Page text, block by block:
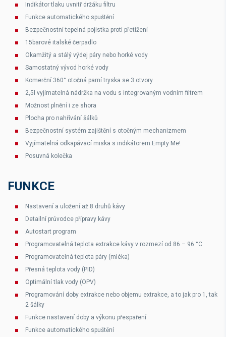
Indikátor tlaku uvnitř držáku filtru
Funkce automatického spuštění
Bezpečnostní tepelná pojistka proti přetížení
15barové italské čerpadlo
Okamžitý a stálý výdej páry nebo horké vody
Samostatný vývod horké vody
Komerční 360° otočná parní tryska se 3 otvory
2,5l vyjímatelná nádržka na vodu s integrovaným vodním filtrem
Možnost plnění i ze shora
Plocha pro nahřívání šálků
Bezpečnostní systém zajištění s otočným mechanizmem
Vyjímatelná odkapávací miska s indikátorem Empty Me!
Posuvná kolečka
FUNKCE
Nastavení a uložení až 8 druhů kávy
Detailní průvodce přípravy kávy
Autostart program
Programovatelná teplota extrakce kávy v rozmezí od 86 – 96 °C
Programovatelná teplota páry (mléka)
Přesná teplota vody (PID)
Optimální tlak vody (OPV)
Programování doby extrakce nebo objemu extrakce, a to jak pro 1, tak
2 šálky
Funkce nastavení doby a výkonu přespaření
Funkce automatického spuštění